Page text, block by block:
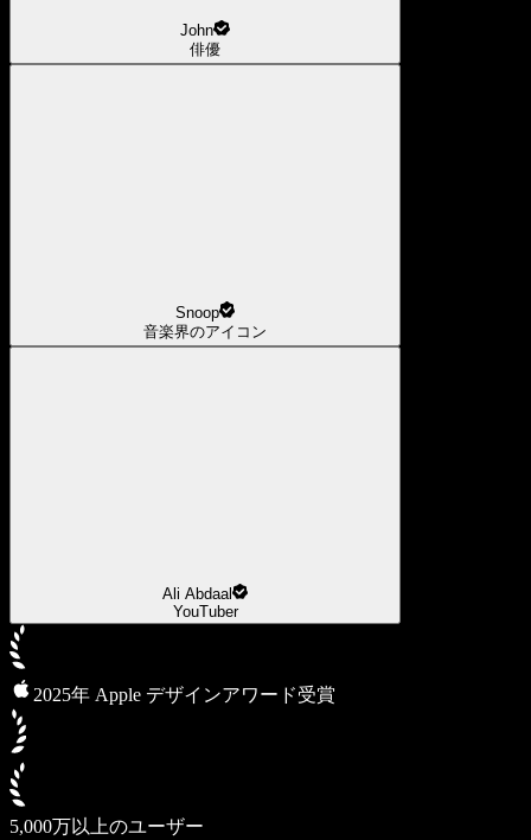
John
俳優
Snoop
音楽界のアイコン
Ali Abdaal
YouTuber
2025年 Apple デザインアワード受賞
5,000万以上のユーザー